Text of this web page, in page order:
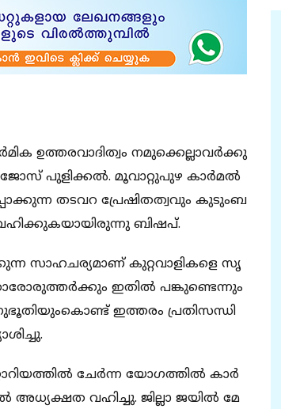
ഉ​​​ത്ത​​​ര​​​വാ​​​ദി​​​ത്വം ന​​​മു​​​ക്കെ​​​ല്ലാ​​​വ​​​ർ​​​ക്കു​​​
പു​​​ളി​​​ക്ക​​​ൽ. മൂ​​​വാ​​​റ്റു​​​പു​​​ഴ കാ​​​ർ​​​മ​​​ൽ
ത​​​ട​​​വ​​​റ പ്രേ​​​ഷി​​​ത​​​ത്വ​​​വും കു​​​ടും​​​ബ​​​
ബി​​​ഷ​​​പ്.​
സാ​​​ഹ​​​ച​​​ര്യ​​​മാ​​​ണ് കു​​​റ്റ​​​വാ​​​ളി​​​ക​​​ളെ സൃ​​​
ഇ​​​തി​​​ൽ പ​​​ങ്കു​​​ണ്ടെ​​​ന്നും
ഇ​​​ത്ത​​​രം പ്ര​​​തി​​​സ​​​ന്ധി​​​
ചേ​​​ർ​​​ന്ന യോ​​​ഗ​​​ത്തി​​​ൽ കാ​​​ർ​​​
അ​​​ധ്യ​​​ക്ഷ​​​ത വ​​​ഹി​​​ച്ചു. ജി​​​ല്ലാ ജ​​​യി​​​ൽ മേ​​​